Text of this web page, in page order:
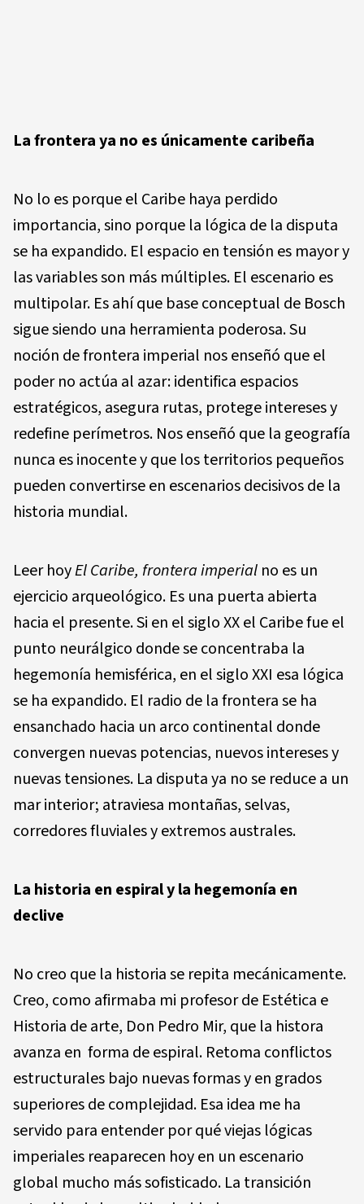
La frontera ya no es únicamente caribeña
No lo es porque el Caribe haya perdido
importancia, sino porque la lógica de la disputa
se ha expandido. El espacio en tensión es mayor y
las variables son más múltiples. El escenario es
multipolar. Es ahí que base conceptual de Bosch
sigue siendo una herramienta poderosa. Su
noción de frontera imperial nos enseñó que el
poder no actúa al azar: identifica espacios
estratégicos, asegura rutas, protege intereses y
redefine perímetros. Nos enseñó que la geografía
nunca es inocente y que los territorios pequeños
pueden convertirse en escenarios decisivos de la
historia mundial.
Leer hoyEl Caribe, frontera imperial no es un
ejercicio arqueológico. Es una puerta abierta
hacia el presente. Si en el siglo XX el Caribe fue el
punto neurálgico donde se concentraba la
hegemonía hemisférica, en el siglo XXI esa lógica
se ha expandido. El radio de la frontera se ha
ensanchado hacia un arco continental donde
convergen nuevas potencias, nuevos intereses y
nuevas tensiones. La disputa ya no se reduce a un
mar interior; atraviesa montañas, selvas,
corredores fluviales y extremos australes.
La historia en espiral y la hegemonía en
declive
No creo que la historia se repita mecánicamente.
Creo, como afirmaba mi profesor de Estética e
Historia de arte, Don Pedro Mir, que la histora
avanza en forma de espiral. Retoma conflictos
estructurales bajo nuevas formas y en grados
superiores de complejidad. Esa idea me ha
servido para entender por qué viejas lógicas
imperiales reaparecen hoy en un escenario
global mucho más sofisticado. La transición